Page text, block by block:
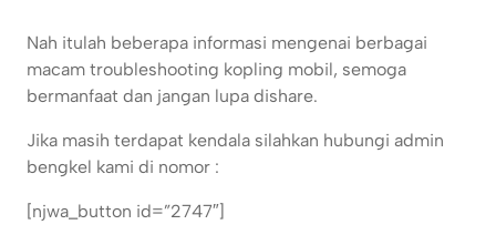
Nah itulah beberapa informasi mengenai berbagai
macam troubleshooting kopling mobil, semoga
bermanfaat dan jangan lupa dishare.
Jika masih terdapat kendala silahkan hubungi admin
bengkel kami di nomor :
[njwa_button id=”2747″]